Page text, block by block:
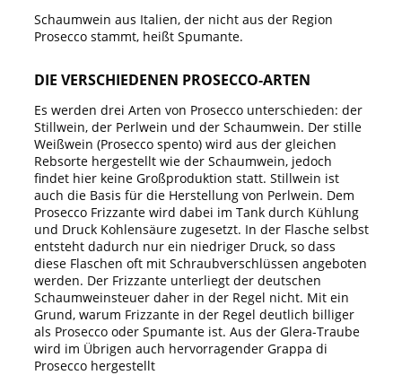
Schaumwein aus Italien, der nicht aus der Region
Prosecco stammt, heißt Spumante.
DIE VERSCHIEDENEN PROSECCO-ARTEN
Es werden drei Arten von Prosecco unterschieden: der
Stillwein, der Perlwein und der Schaumwein. Der stille
Weißwein (Prosecco spento) wird aus der gleichen
Rebsorte hergestellt wie der Schaumwein, jedoch
findet hier keine Großproduktion statt. Stillwein ist
auch die Basis für die Herstellung von Perlwein. Dem
Prosecco Frizzante wird dabei im Tank durch Kühlung
und Druck Kohlensäure zugesetzt. In der Flasche selbst
entsteht dadurch nur ein niedriger Druck, so dass
diese Flaschen oft mit Schraubverschlüssen angeboten
werden. Der Frizzante unterliegt der deutschen
Schaumweinsteuer daher in der Regel nicht. Mit ein
Grund, warum Frizzante in der Regel deutlich billiger
als Prosecco oder Spumante ist. Aus der Glera-Traube
wird im Übrigen auch hervorragender Grappa di
Prosecco hergestellt